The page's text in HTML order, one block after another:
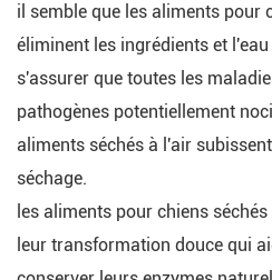
il semble que les aliments pour
éliminent les ingrédients et
s'assurer que toutes les
pathogènes potentiellement
aliments séchés à l'air
séchage.
les aliments pour chiens
leur transformation douce qui